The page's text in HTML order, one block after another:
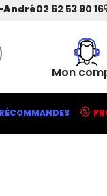
André02 62 53 90 16
Mon